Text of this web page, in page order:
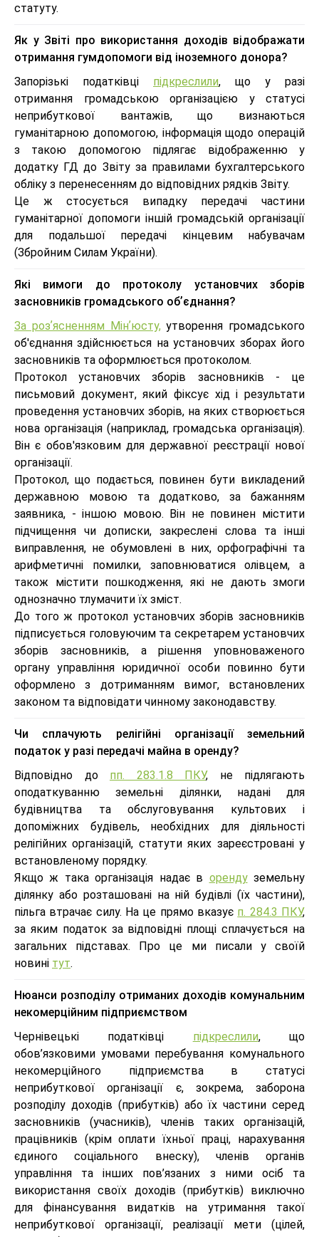
статуту.
Як у Звіті про використання доходів відображати
отримання гумдопомоги від іноземного донора?
Запорізькі податківці підкреслили, що у разі
отримання громадською організацією у статусі
неприбуткової вантажів, що визнаються
гуманітарною допомогою, інформація щодо операцій
з такою допомогою підлягає відображенню у
додатку ГД до Звіту за правилами бухгалтерського
обліку з перенесенням до відповідних рядків Звіту.
Це ж стосується випадку передачі частини
гуманітарної допомоги іншій громадській організації
для подальшої передачі кінцевим набувачам
(Збройним Силам України).
Які вимоги до протоколу установчих зборів
засновників громадського обʼєднання?
За розʼясненням Мінʼюсту,утворення громадського
об'єднання здійснюється на установчих зборах його
засновників та оформлюється протоколом.
Протокол установчих зборів засновників - це
письмовий документ, який фіксує хід і результати
проведення установчих зборів, на яких створюється
нова організація (наприклад, громадська організація).
Він є обов'язковим для державної реєстрації нової
організації.
Протокол, що подається, повинен бути викладений
державною мовою та додатково, за бажанням
заявника, - іншою мовою. Він не повинен містити
підчищення чи дописки, закреслені слова та інші
виправлення, не обумовлені в них, орфографічні та
арифметичні помилки, заповнюватися олівцем, а
також містити пошкодження, які не дають змоги
однозначно тлумачити їх зміст.
До того ж протокол установчих зборів засновників
підписується головуючим та секретарем установчих
зборів засновників, а рішення уповноваженого
органу управління юридичної особи повинно бути
оформлено з дотриманням вимог, встановлених
законом та відповідати чинному законодавству.
Чи сплачують релігійні організації земельний
податок у разі передачі майна в оренду?
Відповідно до пп. 283.1.8 ПКУ, не підлягають
оподаткуванню земельні ділянки, надані для
будівництва та обслуговування культових і
допоміжних будівель, необхідних для діяльності
релігійних організацій, статути яких зареєстровані у
встановленому порядку.
Якщо ж така організація надає в орендуземельну
ділянку або розташовані на ній будівлі (їх частини),
пільга втрачає силу. На це прямо вказує п. 284.3 ПКУ,
за яким податок за відповідні площі сплачується на
загальних підставах. Про це ми писали у своїй
новині тут.
Нюанси розподілу отриманих доходів комунальним
некомерційним підприємством
Чернівецькі податківці підкреслили, що
обов’язковими умовами перебування комунального
некомерційного підприємства в статусі
неприбуткової організації є, зокрема, заборона
розподілу доходів (прибутків) або їх частини серед
засновників (учасників), членів таких організацій,
працівників (крім оплати їхньої праці, нарахування
єдиного соціального внеску), членів органів
управління та інших пов’язаних з ними осіб та
використання своїх доходів (прибутків) виключно
для фінансування видатків на утримання такої
неприбуткової організації, реалізації мети (цілей,